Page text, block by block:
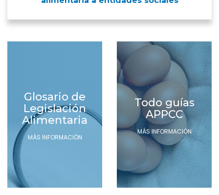
Glosario de
Legislación
Alimentaria
MÁS INFORMACIÓN
Todo guías
APPCC
MÁS INFORMACIÓN